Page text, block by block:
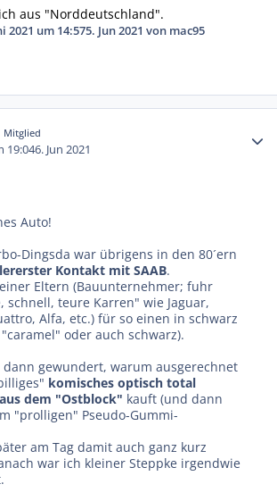
aus "Norddeutschland".
2021 um 14:575. Jun 2021 von mac95
Mitglied
19:046. Jun 2021
Auto!
Dingsda war übrigens in den 80´ern
Kontakt mit SAAB.
Eltern (Bauunternehmer; fuhr
teure Karren" wie Jaguar,
Alfa, etc.) für so einen in schwarz
oder auch schwarz).
gewundert, warum ausgerechnet
komisches optisch total
dem "Ostblock" kauft (und dann
"prolligen" Pseudo-Gummi-
am Tag damit auch ganz kurz
war ich kleiner Steppke irgendwie